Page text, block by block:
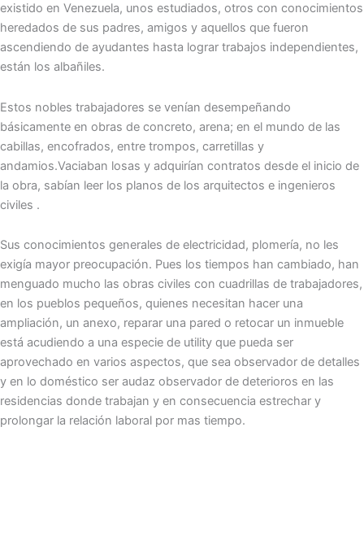
existido en Venezuela, unos estudiados, otros con conocimientos
heredados de sus padres, amigos y aquellos que fueron
ascendiendo de ayudantes hasta lograr trabajos independientes,
están los albañiles.
Estos nobles trabajadores se venían desempeñando
básicamente en obras de concreto, arena; en el mundo de las
cabillas, encofrados, entre trompos, carretillas y
andamios.Vaciaban losas y adquirían contratos desde el inicio de
la obra, sabían leer los planos de los arquitectos e ingenieros
civiles .
Sus conocimientos generales de electricidad, plomería, no les
exigía mayor preocupación. Pues los tiempos han cambiado, han
menguado mucho las obras civiles con cuadrillas de trabajadores,
en los pueblos pequeños, quienes necesitan hacer una
ampliación, un anexo, reparar una pared o retocar un inmueble
está acudiendo a una especie de utility que pueda ser
aprovechado en varios aspectos, que sea observador de detalles
y en lo doméstico ser audaz observador de deterioros en las
residencias donde trabajan y en consecuencia estrechar y
prolongar la relación laboral por mas tiempo.